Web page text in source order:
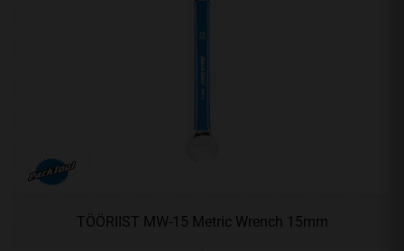
TÖÖRIIST MW-15 Metric Wrench 15mm